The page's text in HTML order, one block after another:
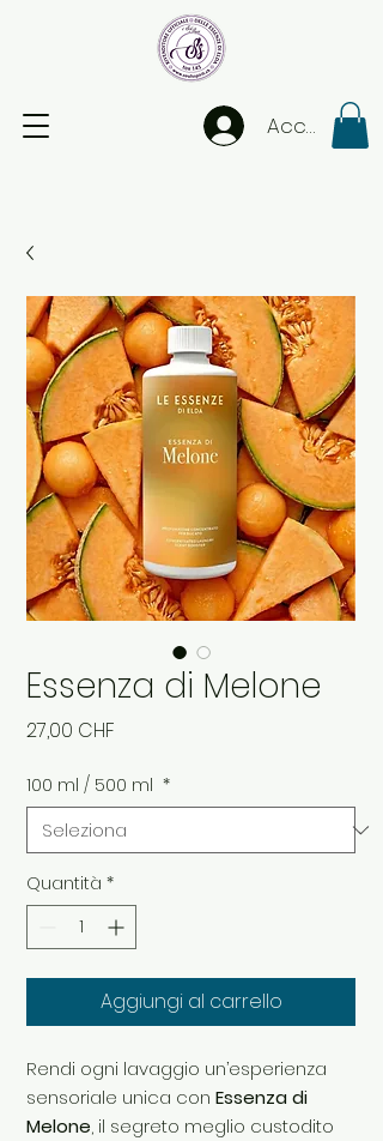
Accedi
Essenza di Melone
27,00 CHF
100 ml / 500 ml *
Quantità *
Aggiungi al carrello
Rendi ogni lavaggio un’esperienza
sensoriale unica con Essenza di
Melone, il segreto meglio custodito